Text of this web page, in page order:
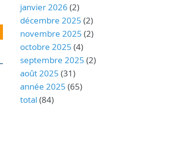
janvier 2026 (2)
décembre 2025 (2)
novembre 2025 (2)
octobre 2025 (4)
septembre 2025 (2)
août 2025 (31)
année 2025 (65)
total (84)